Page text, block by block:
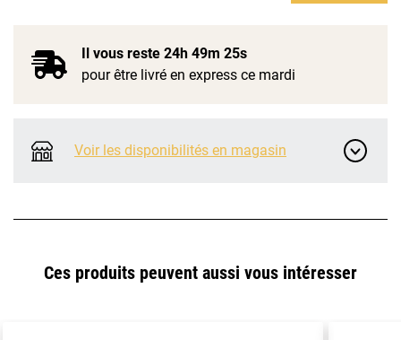
Il vous reste 24h 49m 25s
pour être livré en express ce mardi
Voir les disponibilités en magasin
Ces produits peuvent aussi vous intéresser